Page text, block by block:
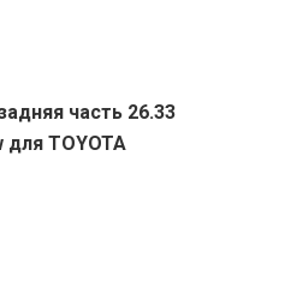
часть 26.33
TOYOTA